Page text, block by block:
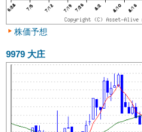
株価予想
9979 大庄